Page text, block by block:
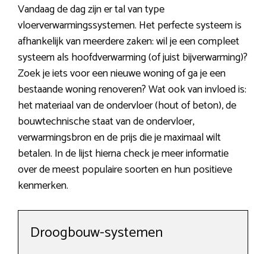
Vandaag de dag zijn er tal van type
vloerverwarmingssystemen. Het perfecte systeem is
afhankelijk van meerdere zaken: wil je een compleet
systeem als hoofdverwarming (of juist bijverwarming)?
Zoek je iets voor een nieuwe woning of ga je een
bestaande woning renoveren? Wat ook van invloed is:
het materiaal van de ondervloer (hout of beton), de
bouwtechnische staat van de ondervloer,
verwarmingsbron en de prijs die je maximaal wilt
betalen. In de lijst hierna check je meer informatie
over de meest populaire soorten en hun positieve
kenmerken.
Droogbouw-systemen